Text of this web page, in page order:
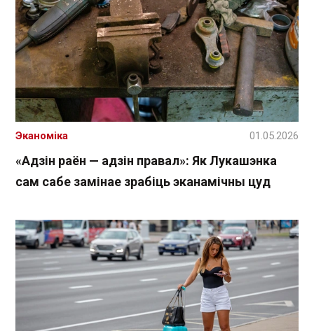
«Адзін раён — адзін правал»: Як Лукашэнка
сам сабе замінае зрабіць эканамічны цуд
Эканоміка 01.05.2026